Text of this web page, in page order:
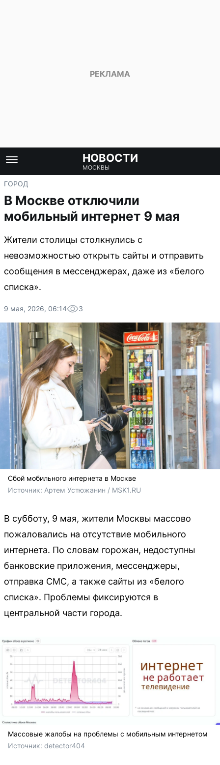
НОВОСТИ
МОСКВЫ
ГОРОД
В Москве отключили
мобильный интернет 9 мая
Жители столицы столкнулись с
невозможностью открыть сайты и отправить
сообщения в мессенджерах, даже из «белого
списка».
9 мая, 2026, 06:14 3
Сбой мобильного интернета в Москве
Источник: Артем Устюжанин / MSK1.RU
В субботу, 9 мая, жители Москвы массово
пожаловались на отсутствие мобильного
интернета. По словам горожан, недоступны
банковские приложения, мессенджеры,
отправка СМС, а также сайты из «белого
списка». Проблемы фиксируются в
центральной части города.
Массовые жалобы на проблемы с мобильным интернетом
Источник: detector404